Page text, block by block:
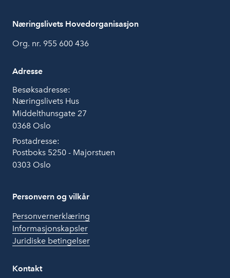
Næringslivets Hovedorganisasjon
Org. nr. 955 600 436
Adresse
Besøksadresse:
Næringslivets Hus
Middelthunsgate 27
0368 Oslo
Postadresse:
Postboks 5250 - Majorstuen
0303 Oslo
Personvern og vilkår
Personvernerklæring
Informasjonskapsler
Juridiske betingelser
Kontakt